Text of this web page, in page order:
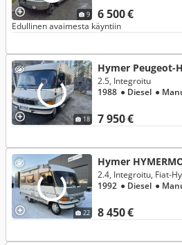
9 6 500 €
Edullinen avaimesta käyntiin
18
Hymer Peugeot-
7 950 €
2.5, Integroitu
1988 ● Diesel ●
22
Hymer
8 450 €
1992 ● Diesel ●